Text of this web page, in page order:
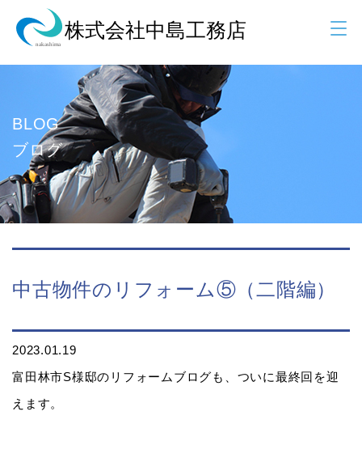
BLOG
ブログ
中古物件のリフォーム⑤（二階編）
2023.01.19
富田林市S様邸のリフォームブログも、ついに最終回を迎
えます。